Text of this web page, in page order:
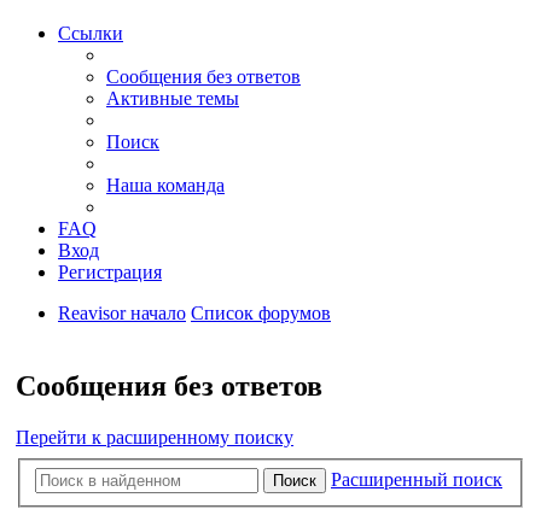
Ссылки
Сообщения без ответов
Активные темы
Поиск
Наша команда
FAQ
Вход
Регистрация
Reavisor начало Список форумов
Сообщения без ответов
Перейти к расширенному поиску
Поиск Расширенный поиск